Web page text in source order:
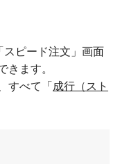
スピード注文」画面
きます。
すべて「 成行（スト